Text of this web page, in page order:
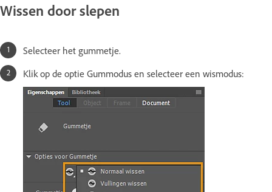
Wissen door slepen
Selecteer het gummetje.
Klik op de optie Gummodus en selecteer een wismodus: